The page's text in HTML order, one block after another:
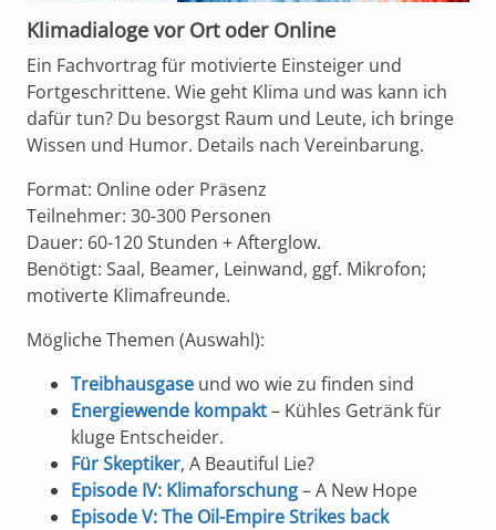
Klimadialoge vor Ort oder Online
Ein Fachvortrag für motivierte Einsteiger und
Fortgeschrittene. Wie geht Klima und was kann ich
dafür tun? Du besorgst Raum und Leute, ich bringe
Wissen und Humor. Details nach Vereinbarung.
Format: Online oder Präsenz
Teilnehmer: 30-300 Personen
Dauer: 60-120 Stunden + Afterglow.
Benötigt: Saal, Beamer, Leinwand, ggf. Mikrofon;
motiverte Klimafreunde.
Mögliche Themen (Auswahl):
Treibhausgase und wo wie zu finden sind
Energiewende kompakt– Kühles Getränk für
kluge Entscheider.
Für Skeptiker, A Beautiful Lie?
Episode IV: Klimaforschung– A New Hope
Episode V: The Oil-Empire Strikes back